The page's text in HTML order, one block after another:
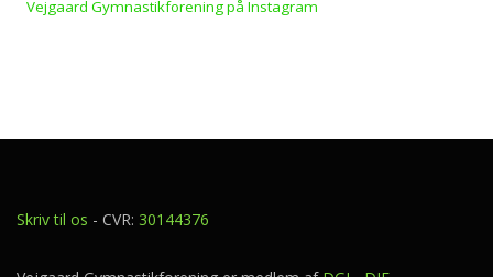
Vejgaard Gymnastikforening på Instagram
Skriv til os - CVR: 30144376